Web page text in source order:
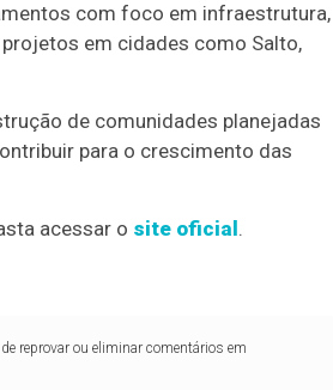
com foco em infraestrutura,
em cidades como Salto,
de comunidades planejadas
para o crescimento das
acessar o site oficial .
reprovar ou eliminar comentários em